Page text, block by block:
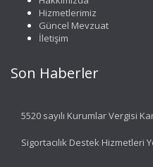
Hizmetlerimiz
Güncel Mevzuat
İletişim
Son Haberler
5520 sayılı Kurumlar Vergisi
Sigortacılık Destek Hizmetleri